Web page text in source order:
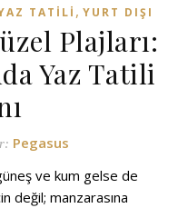
TATILI , YURT DIŞI
Plajları:
Yaz Tatili
Pegasus
ve kum gelse de
değil; manzarasına